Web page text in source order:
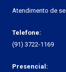
Atendimento de
Telefone:
(91) 3722-1169
Presencial: